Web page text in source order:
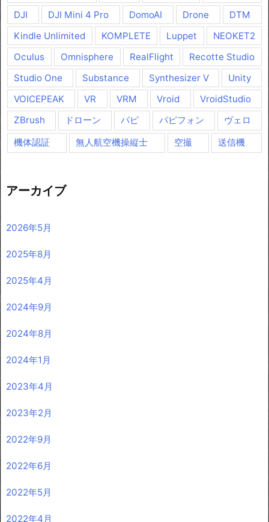
DJI
DJI Mini 4 Pro DomoAI Drone
DTM
Kindle Unlimited
KOMPLETE Luppet
NEOKET2
Oculus
Omnisphere RealFlight
Recotte Studio
Studio One
Substance Synthesizer V
Unity
VOICEPEAK
VR VRM Vroid
VroidStudio
ZBrush
ドローン パピ パピフォン
ヴェロ
機体認証
無人航空機操縦士 空撮 送信機
アーカイブ
2026年5月
2025年8月
2025年4月
2024年9月
2024年8月
2024年1月
2023年4月
2023年2月
2022年9月
2022年6月
2022年5月
2022年4月